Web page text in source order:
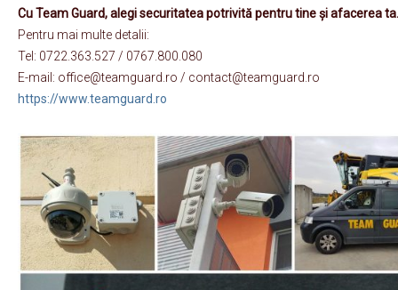
Cu Team Guard, alegi securitatea potrivită pentru tine și afacerea ta.
Pentru mai multe detalii:
Tel: 0722.363.527 / 0767.800.080
E-mail: office@teamguard.ro / contact@teamguard.ro
https://www.teamguard.ro